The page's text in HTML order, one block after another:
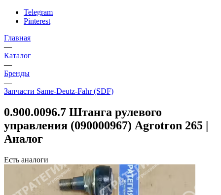
Telegram
Pinterest
Главная
—
Каталог
—
Бренды
—
Запчасти Same-Deutz-Fahr (SDF)
0.900.0096.7 Штанга рулевого
управления (090000967) Agrotron 265 |
Аналог
Есть аналоги